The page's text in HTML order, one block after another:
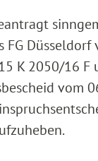
FG Düsseldorf
K 2050/16 F
vom